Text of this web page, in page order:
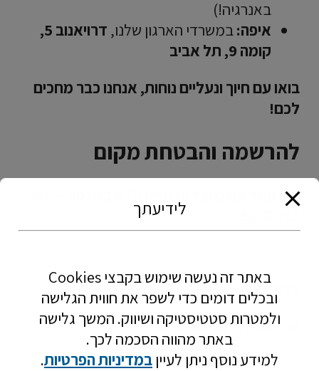
באנרגיה!)
איפה:במשרדי הארגון שלנו,
דרויאנוב 5,
קומה 9, תל אביב
בואו עם חיוך ונעליים נוחות, אנחנו כבר מחכים
לכם!
להרשמה והבטחת מקום
בברכה,
אבי עמידור נשיא הארגון
לידיעתך
באתר זה נעשה שימוש בקבציCookies
ובכלים דומים כדי לשפר את חווית הגלישה
ולמטרות סטטיסטיקה ושיווק. המשך גלישה
באתר מהווה הסכמה לכך.
למידע נוסף ניתן לעייןבמדיניות הפרטיות.